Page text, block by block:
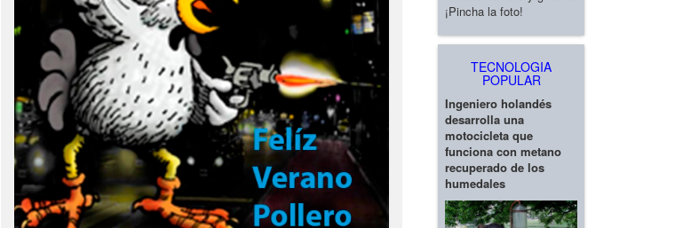
¡Pincha la foto!
TECNOLOGIA
POPULAR
Ingeniero holandés
desarrolla una
motocicleta que
funciona con metano
recuperado de los
humedales